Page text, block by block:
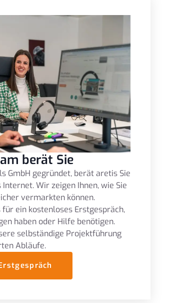
berät Sie
GmbH gegründet, berät aretis Sie
Wir zeigen Ihnen, wie Sie
vermarkten können.
ein kostenloses Erstgespräch,
haben oder Hilfe benötigen.
selbständige Projektführung
Abläufe.